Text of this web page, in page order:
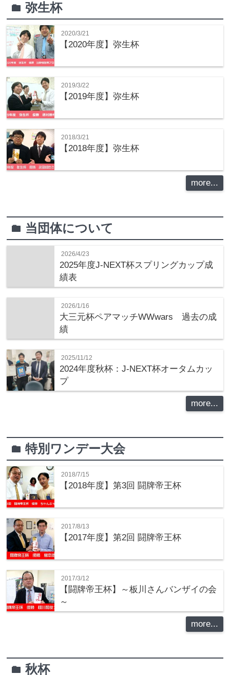
folder 弥生杯
2020/3/21
【2020年度】弥生杯
2019/3/22
【2019年度】弥生杯
2018/3/21
【2018年度】弥生杯
more...
folder 当団体について
2026/4/23
2025年度J-NEXT杯スプリングカップ成
績表
2026/1/16
大三元杯ペアマッチWWwars 過去の成
績
2025/11/12
2024年度秋杯：J-NEXT杯オータムカッ
プ
more...
folder特別ワンデー大会
2018/7/15
【2018年度】第3回 闘牌帝王杯
2017/8/13
【2017年度】第2回 闘牌帝王杯
2017/3/12
【闘牌帝王杯】～板川さんバンザイの会
～
more...
folder秋杯